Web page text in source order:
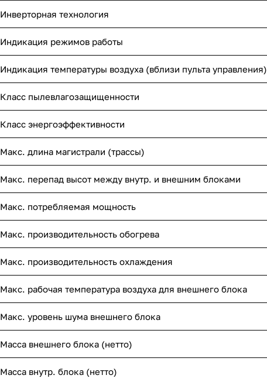
Инверторная технология
Индикация режимов работы
Индикация температуры воздуха (вблизи пульта управления)
Класс пылевлагозащищенности
Класс энергоэффективности
Макс. длина магистрали (трассы)
Макс. перепад высот между внутр. и внешним блоками
Макс. потребляемая мощность
Макс. производительность обогрева
Макс. производительность охлаждения
Макс. рабочая температура воздуха для внешнего блока
Макс. уровень шума внешнего блока
Масса внешнего блока (нетто)
Масса внутр. блока (нетто)